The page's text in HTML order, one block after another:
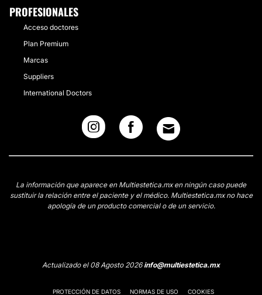
PROFESIONALES
Acceso doctores
Plan Premium
Marcas
Suppliers
International Doctors
La información que aparece en Multiestetica.mx en ningún caso puede
sustituir la relación entre el paciente y el médico. Multiestetica.mx no hace
apología de un producto comercial o de un servicio.
Actualizado el 08 Agosto 2026info@multiestetica.mx
PROTECCIÓN DE DATOS NORMAS DE USO COOKIES